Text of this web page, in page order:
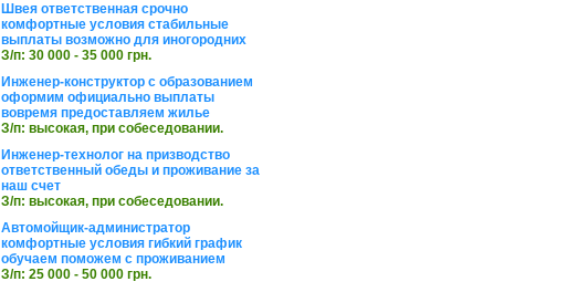
Швея ответственная срочно
комфортные условия стабильные
выплаты возможно для иногородних
З/п: 30 000 - 35 000 грн.
Инженер-конструктор с образованием
оформим официально выплаты
вовремя предоставляем жилье
З/п: высокая, при собеседовании.
Инженер-технолог на призводство
ответственный обеды и проживание за
наш счет
З/п: высокая, при собеседовании.
Автомойщик-администратор
комфортные условия гибкий график
обучаем поможем с проживанием
З/п: 25 000 - 50 000 грн.